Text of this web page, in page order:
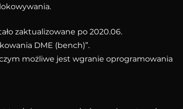
zaktualizowane po 2020.06.
DME (bench)”.
możliwe jest wgranie oprogramowania